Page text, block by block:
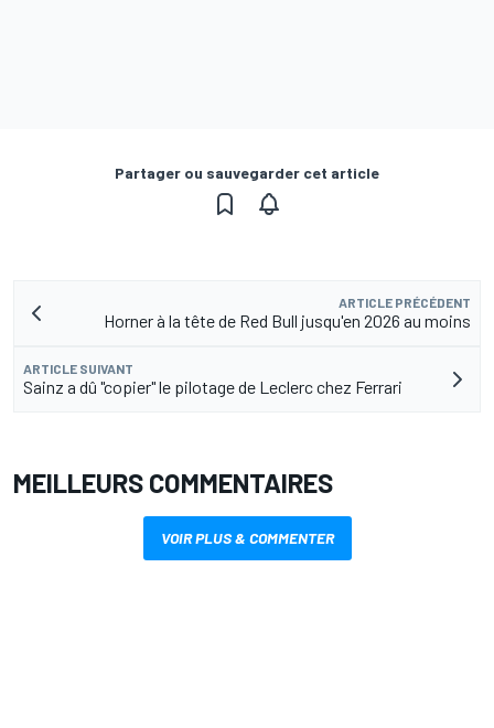
Partager ou sauvegarder cet article
ARTICLE PRÉCÉDENT
Horner à la tête de Red Bull jusqu'en 2026 au moins
ARTICLE SUIVANT
Sainz a dû "copier" le pilotage de Leclerc chez Ferrari
MEILLEURS COMMENTAIRES
VOIR PLUS & COMMENTER